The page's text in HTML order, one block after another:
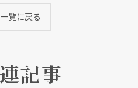
一覧に戻る
記事